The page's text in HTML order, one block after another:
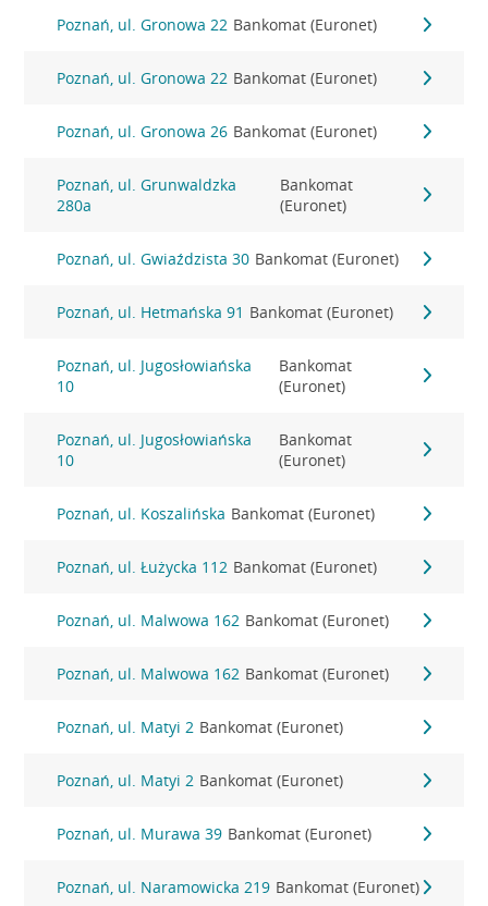
Poznań, ul. Gronowa 22 Bankomat (Euronet)
Poznań, ul. Gronowa 22 Bankomat (Euronet)
Poznań, ul. Gronowa 26 Bankomat (Euronet)
Poznań, ul. Grunwaldzka
280a
Bankomat
(Euronet)
Poznań, ul. Gwiaździsta 30 Bankomat (Euronet)
Poznań, ul. Hetmańska 91 Bankomat (Euronet)
Poznań, ul. Jugosłowiańska
10
Bankomat
(Euronet)
Poznań, ul. Jugosłowiańska
10
Bankomat
(Euronet)
Poznań, ul. Koszalińska Bankomat (Euronet)
Poznań, ul. Łużycka 112 Bankomat (Euronet)
Poznań, ul. Malwowa 162 Bankomat (Euronet)
Poznań, ul. Malwowa 162 Bankomat (Euronet)
Poznań, ul. Matyi 2 Bankomat (Euronet)
Poznań, ul. Matyi 2 Bankomat (Euronet)
Poznań, ul. Murawa 39 Bankomat (Euronet)
Poznań, ul. Naramowicka 219 Bankomat (Euronet)